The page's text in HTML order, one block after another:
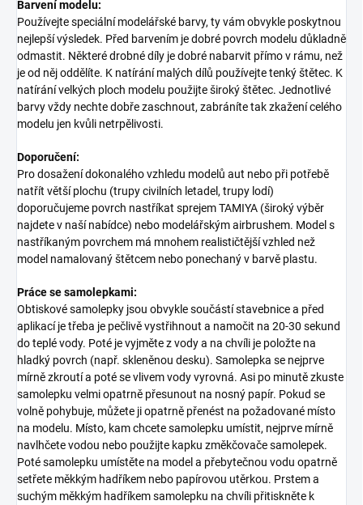
Barvení modelu:
Používejte speciální modelářské barvy, ty vám obvykle poskytnou
nejlepší výsledek. Před barvením je dobré povrch modelu důkladně
odmastit. Některé drobné díly je dobré nabarvit přímo v rámu, než
je od něj oddělíte. K natírání malých dílů používejte tenký štětec. K
natírání velkých ploch modelu použijte široký štětec. Jednotlivé
barvy vždy nechte dobře zaschnout, zabráníte tak zkažení celého
modelu jen kvůli netrpělivosti.
Doporučení:
Pro dosažení dokonalého vzhledu modelů aut nebo při potřebě
natřít větší plochu (trupy civilních letadel, trupy lodí)
doporučujeme povrch nastříkat sprejem TAMIYA (široký výběr
najdete v naší nabídce) nebo modelářským airbrushem. Model s
nastříkaným povrchem má mnohem realističtější vzhled než
model namalovaný štětcem nebo ponechaný v barvě plastu.
Práce se samolepkami:
Obtiskové samolepky jsou obvykle součástí stavebnice a před
aplikací je třeba je pečlivě vystřihnout a namočit na 20-30 sekund
do teplé vody. Poté je vyjměte z vody a na chvíli je položte na
hladký povrch (např. skleněnou desku). Samolepka se nejprve
mírně zkroutí a poté se vlivem vody vyrovná. Asi po minutě zkuste
samolepku velmi opatrně přesunout na nosný papír. Pokud se
volně pohybuje, můžete ji opatrně přenést na požadované místo
na modelu. Místo, kam chcete samolepku umístit, nejprve mírně
navlhčete vodou nebo použijte kapku změkčovače samolepek.
Poté samolepku umístěte na model a přebytečnou vodu opatrně
setřete měkkým hadříkem nebo papírovou utěrkou. Prstem a
suchým měkkým hadříkem samolepku na chvíli přitiskněte k